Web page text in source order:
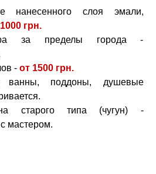
нанесенного слоя эмали,
1000 грн.
за пределы города -
- от 1500 грн.
ванны, поддоны, душевые
старого типа (чугун) -
мастером.